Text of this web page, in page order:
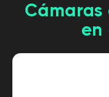
Cámaras
en